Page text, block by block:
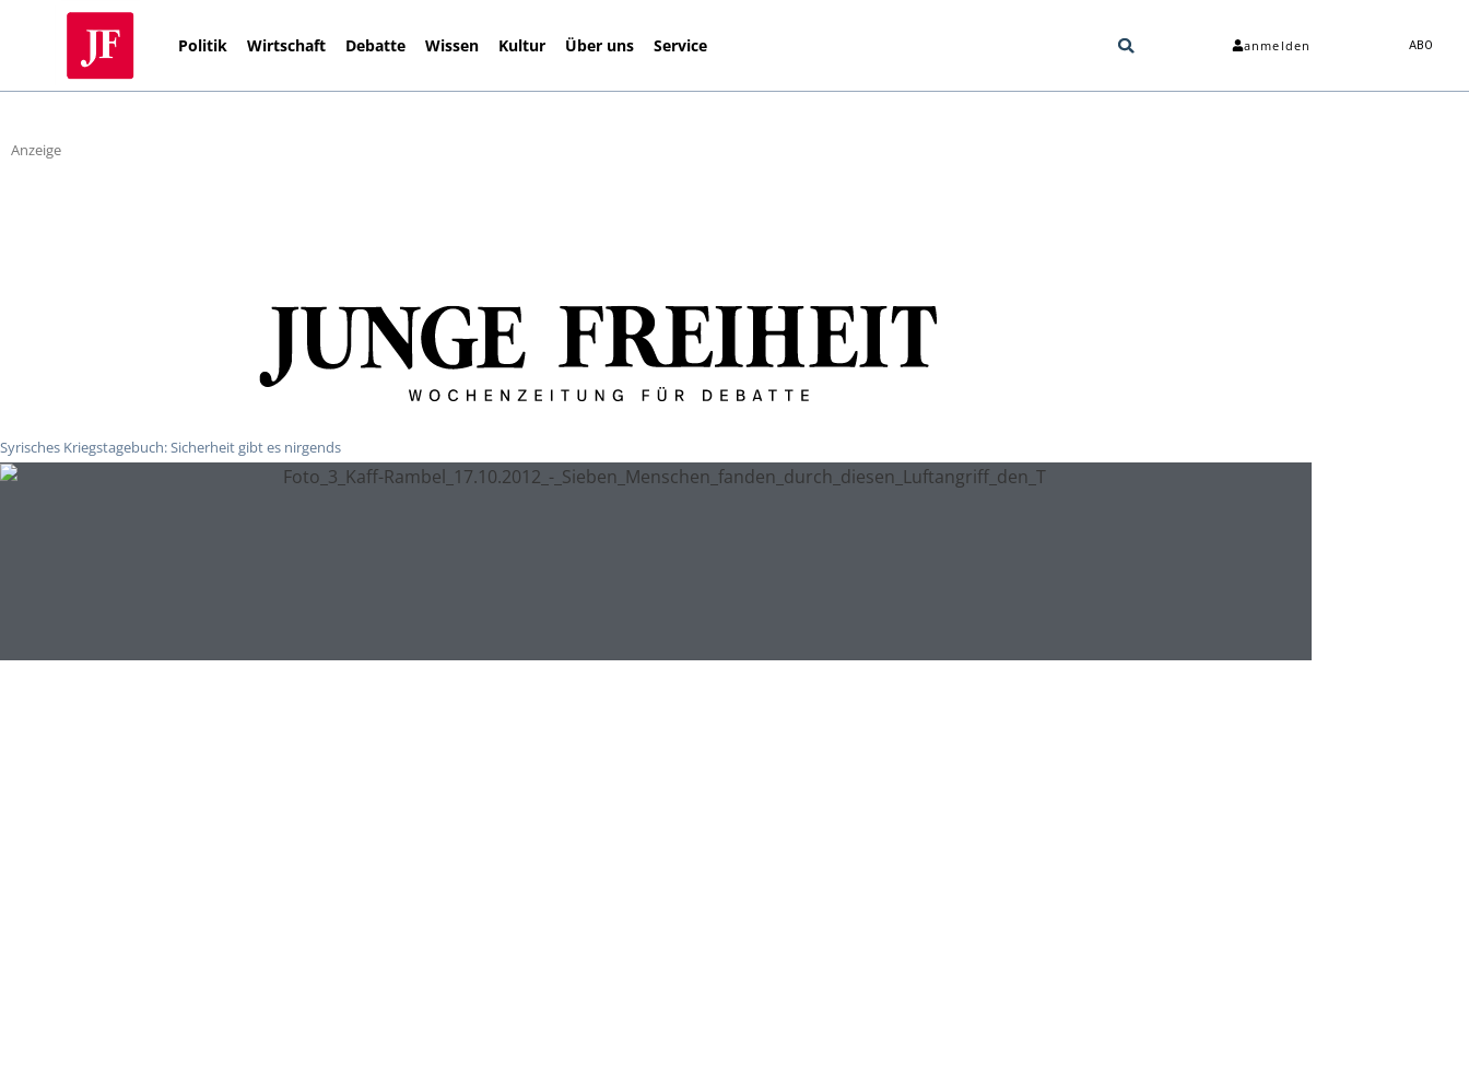
Politik Wirtschaft Debatte Wissen Kultur Über uns Service anmelden ABO
Anzeige
Syrisches Kriegstagebuch: Sicherheit gibt es nirgends